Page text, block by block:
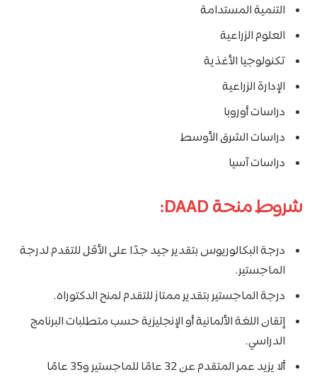
التنمية المستدامة
العلوم الزراعية
تكنولوجيا الأغذية
الإدارة الزراعية
دراسات أوروبا
دراسات الشرق الأوسط
دراسات آسيا
شروط منحة DAAD:
درجة البكالوريوس بتقدير جيد جدًا على الأقل للتقدم لدرجة
الماجستير.
درجة الماجستير بتقدير ممتاز للتقدم لمنح الدكتوراه.
إتقان اللغة الألمانية أو الإنجليزية حسب متطلبات البرنامج
الدراسي.
ألا يزيد عمر المتقدم عن 32 عامًا للماجستير و35 عامًا